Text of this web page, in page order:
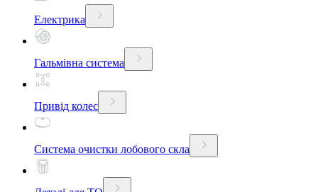
Електрика
Гальмівна система
Привід колес
Система очистки лобового скла